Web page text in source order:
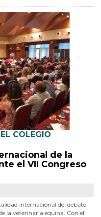
COLEGIO
de la
el VII Congreso
internacional del debate
la veterinaria equina. Con el